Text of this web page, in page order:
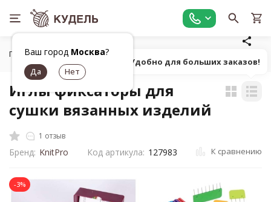
Ваш город Москва?
Главная Средства для ухода
Иглы фиксаторы для
сушки вязанных изделий
1 отзыв
Бренд: KnitPro Код артикула: 127983 К сравнению
-3%
Попробуй! Удобно для больших заказов!